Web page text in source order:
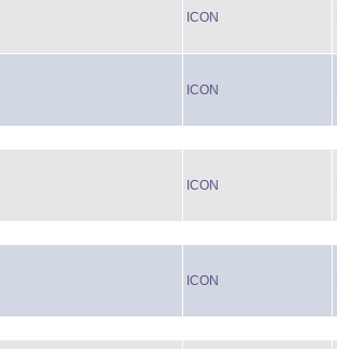
ICON
ICON
ICON
ICON